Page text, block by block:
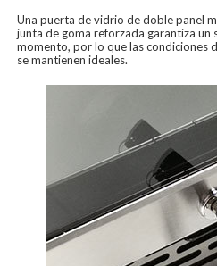
Una puerta de vidrio de doble panel
junta de goma reforzada garantiza
momento, por lo que las condiciones
se mantienen ideales.